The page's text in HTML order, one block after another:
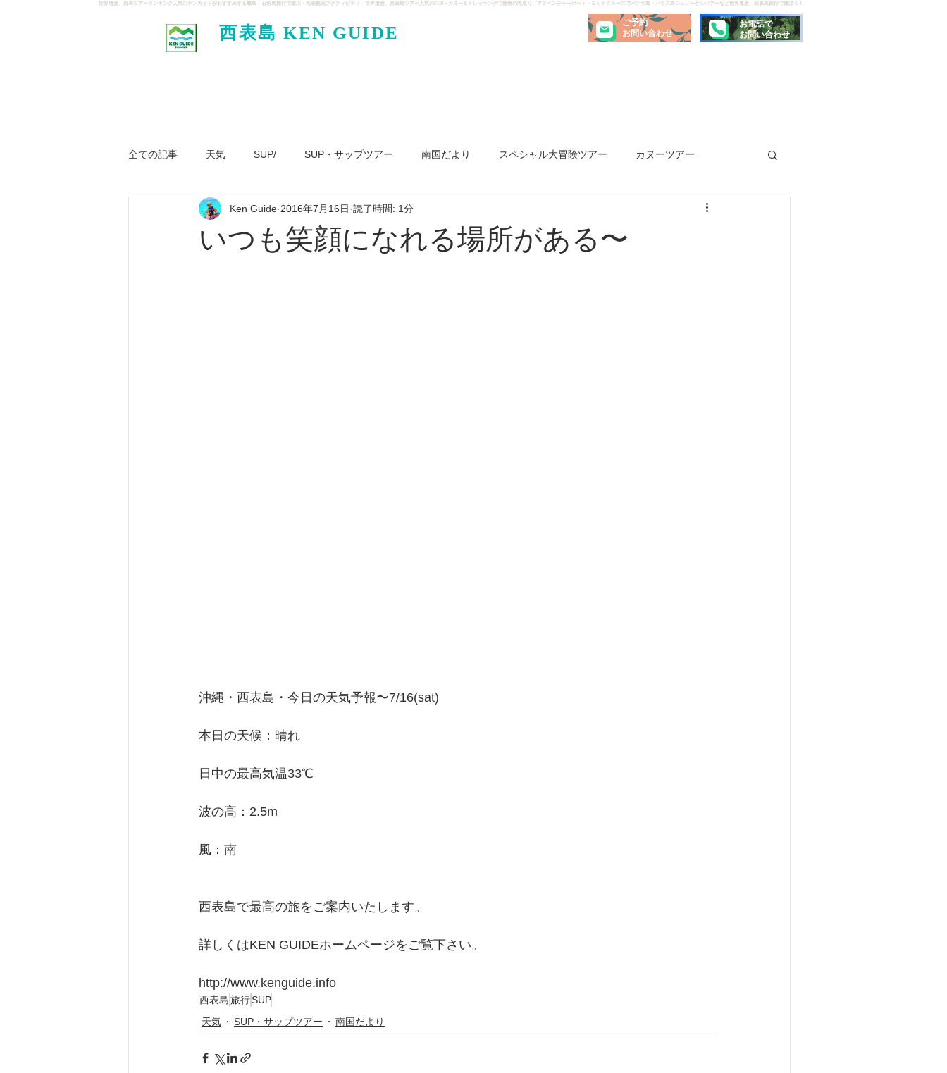
世界遺産、西表ツアーランキング人気のケンガイドがおすすめする離島・石垣島旅行で遊ぶ・西表観光アクティビティ、世界遺産、西表島ツアー人気のSUP・カヌー＆トレッキングで秘境の滝巡り、アドベンチャーボート・ヨットクルーズでパナリ島・バラス島シュノーケルツアーなど世界遺産、西表島旅行で遊ぼう！
西表島 KEN GUIDE
ご予約
お問い合わせ
お電話で
お問い合わせ
全ての記事 天気 SUP/ SUP・サップツアー 南国だより スペシャル大冒険ツアー カヌーツアー
ジャングル大冒険ツアー パナリ島 ヨット
いつも笑顔になれる場所がある〜
Ken Guide 2016年7月16日 読了時間: 1分
沖縄・西表島・今日の天気予報〜7/16(sat)
本日の天候：晴れ
日中の最高気温33℃
波の高：2.5m
風：南
西表島で最高の旅をご案内いたします。
詳しくはKEN GUIDEホームページをご覧下さい。
http://www.kenguide.info
西表島旅行SUP
天気
SUP・サップツアー 南国だより